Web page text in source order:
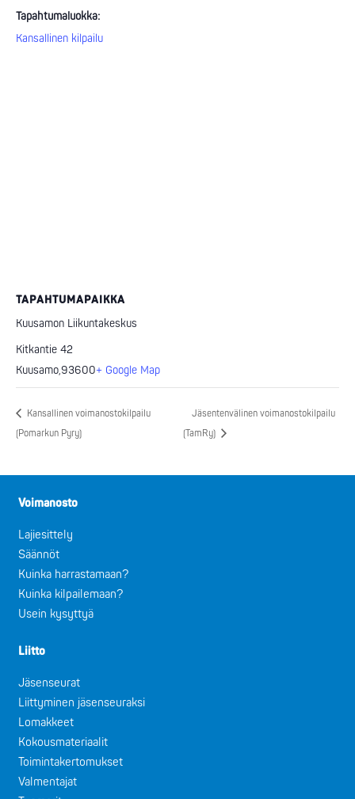
Tapahtumaluokka:
Kansallinen kilpailu
TAPAHTUMAPAIKKA
Kuusamon Liikuntakeskus
Kitkantie 42
Kuusamo,93600+ Google Map
Kansallinen voimanostokilpailu
(Pomarkun Pyry)
Jäsentenvälinen voimanostokilpailu
(TamRy)
Voimanosto
Lajiesittely
Säännöt
Kuinka harrastamaan?
Kuinka kilpailemaan?
Usein kysyttyä
Liitto
Jäsenseurat
Liittyminen jäsenseuraksi
Lomakkeet
Kokousmateriaalit
Toimintakertomukset
Valmentajat